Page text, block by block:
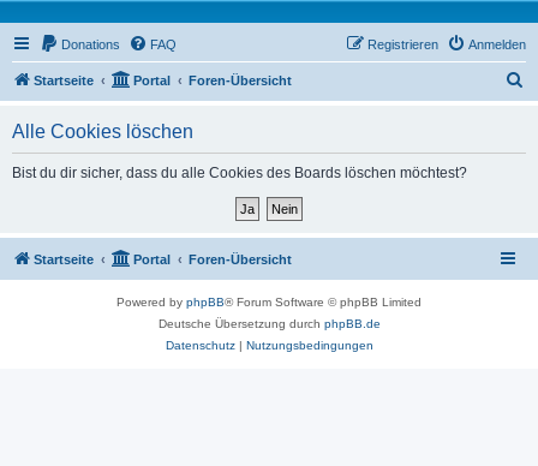
Donations FAQ Anmelden
Registrieren
Startseite Portal Foren-Übersicht
Alle Cookies löschen
Bist du dir sicher, dass du alle Cookies des Boards löschen möchtest?
Startseite Portal Foren-Übersicht
Powered by phpBB® Forum Software © phpBB Limited
Deutsche Übersetzung durch phpBB.de
Datenschutz| Nutzungsbedingungen